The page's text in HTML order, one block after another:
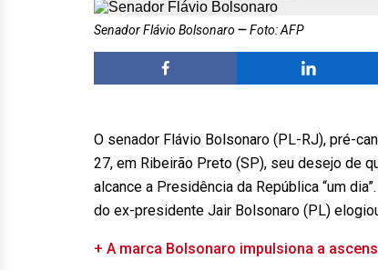
Senador Flávio Bolsonaro Foto: AFP
O senador Flávio Bolsonaro (PL-RJ), pré-
27, em Ribeirão Preto (SP), seu desejo de
alcance a Presidência da República “um
do ex-presidente Jair Bolsonaro (PL)
+ A marca Bolsonaro impulsiona a